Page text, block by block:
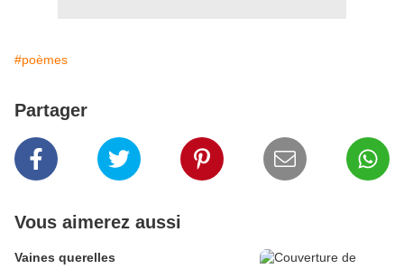
#poèmes
Partager
Vous aimerez aussi
Vaines querelles